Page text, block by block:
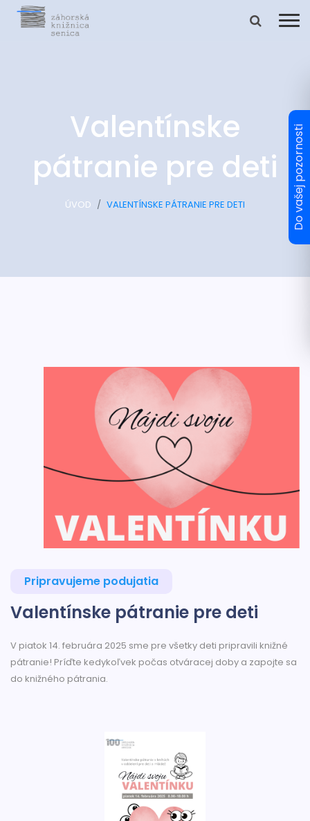
Valentínske
pátranie pre deti
ÚVOD VALENTÍNSKE PÁTRANIE PRE DETI
Pripravujeme podujatia
Valentínske pátranie pre deti
V piatok 14. februára 2025 sme pre všetky deti pripravili knižné
pátranie! Príďte kedykoľvek počas otváracej doby a zapojte sa
do knižného pátrania.